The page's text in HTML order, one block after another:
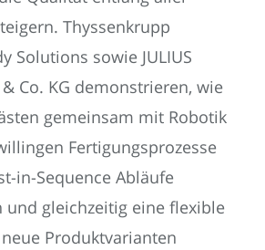
Thyssenkrupp
Solutions sowie JULIUS
& Co. KG demonstrieren, wie
gemeinsam mit Robotik
Fertigungsprozesse
in-Sequence Abläufe
und gleichzeitig eine flexible
Produktvarianten